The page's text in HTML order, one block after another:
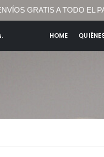
GRATIS A TODO EL
HOME